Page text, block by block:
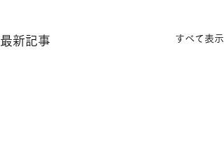
最新記事 すべて表示